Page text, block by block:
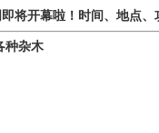
即将开幕啦！时间、地点
种杂木